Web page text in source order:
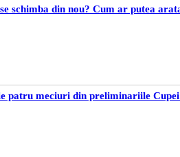
schimba din nou? Cum ar putea
patru meciuri din preliminariile